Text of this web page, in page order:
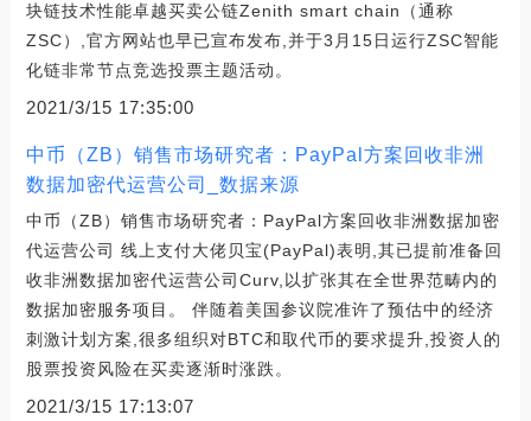
块链技术性能卓越买卖公链Zenith smart chain（通称
ZSC）,官方网站也早已宣布发布,并于3月15日运行ZSC智能
化链非常节点竞选投票主题活动。
2021/3/15 17:35:00
中币（ZB）销售市场研究者：PayPal方案回收非洲
数据加密代运营公司_数据来源
中币（ZB）销售市场研究者：PayPal方案回收非洲数据加密
代运营公司 线上支付大佬贝宝(PayPal)表明,其已提前准备回
收非洲数据加密代运营公司Curv,以扩张其在全世界范畴内的
数据加密服务项目。 伴随着美国参议院准许了预估中的经济
刺激计划方案,很多组织对BTC和取代币的要求提升,投资人的
股票投资风险在买卖逐渐时涨跌。
2021/3/15 17:13:07